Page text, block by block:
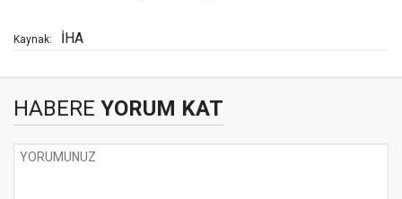
Kaynak: İHA
HABERE YORUM KAT